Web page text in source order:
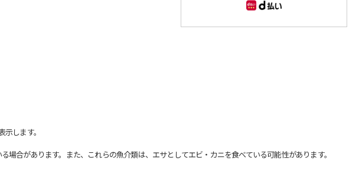
します。
合があります。また、これらの魚介類は、エサとしてエビ・カニを食べている可能性があります。